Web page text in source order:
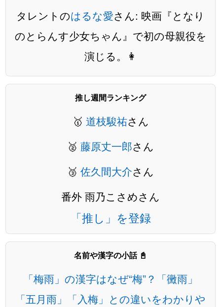
タレントのはるな愛さん: 映画『となり
のとらんす少女ちゃん』で初の母親役を
演じる。👩
推し週間ランキング
🥇 道枝駿祐さん
🥈 藤原丈一郎さん
🥉 佐久間大介さん
番外 雨乃こさめさん
「推し」を登録
名前や漢字の小話 📓
「梅雨」の漢字はなぜ“梅”？「黴雨」
「五月雨」「入梅」との違いをわかりや